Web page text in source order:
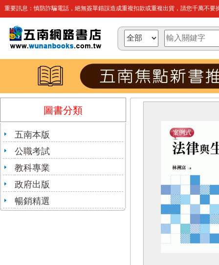
重要訊息：慎防詐騙電話，絕無簽單錯誤造成重複扣款或重複出貨，請您千萬不要
圖書分類
五南本版
公職考試
教科專業
政府出版
暢銷精選